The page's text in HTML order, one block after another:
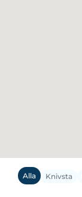
Alla Knivsta